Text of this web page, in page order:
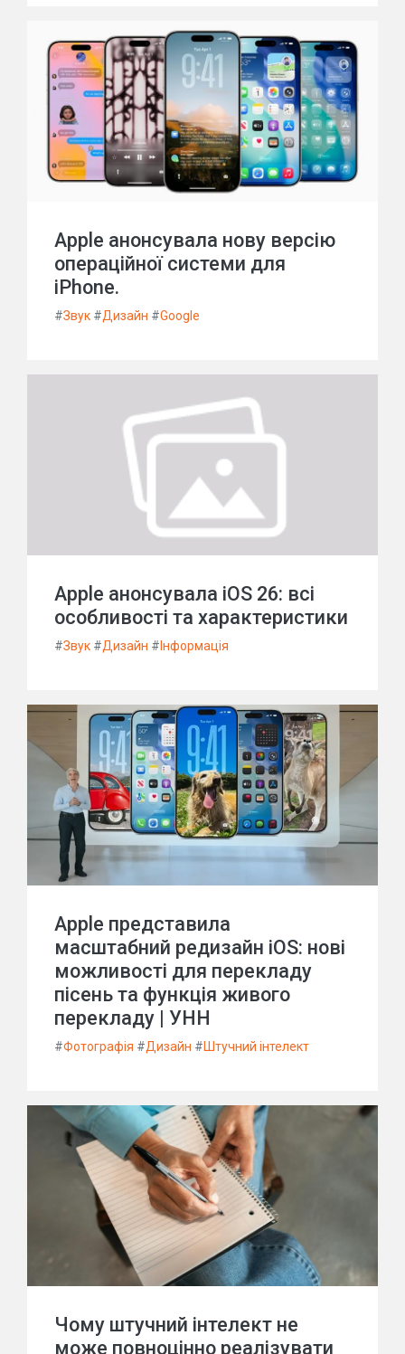
Apple анонсувала нову версію
операційної системи для
iPhone.
#Звук #Дизайн #Google
Apple анонсувала iOS 26: всі
особливості та характеристики
#Звук #Дизайн # Інформація
Apple представила
масштабний редизайн iOS: нові
можливості для перекладу
пісень та функція живого
перекладу | УНН
#Фотографія #Дизайн #Штучний інтелект
Чому штучний інтелект не
може повноцінно реалізувати